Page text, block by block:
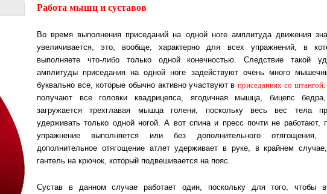
Работа мышц и суставов
Во время выполнения приседаний на одной ноге амплитуда движения
увеличивается, это, вообще, характерно для всех упражнений, в
выполняете что-либо только одной конечностью. Следствие такой
амплитуды приседания на одной ноге задействуют очень много
буквально все, которые обычно активно участвуют вприседаниях со штангой
получают все головки квадрицепса, ягодичная мышца, бицепс бедра,
загружается трехглавая мышца голени, поскольку весь вес тела
удерживать только одной ногой. А вот спина и пресс почти не работают,
упражнение выполняется или без дополнительного
дополнительное отягощение атлет удерживает в руке, в крайнем
гантель на крючок, который подвешивается на пояс.
Сустав в данном случае работает один, поскольку для того, чтобы